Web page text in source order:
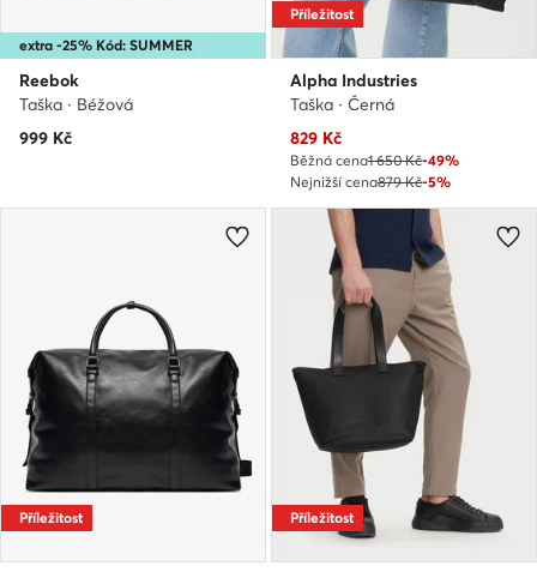
extra -25% Kód: SUMMER
Reebok
Taška · Béžová
999 Kč
Příležitost
Alpha Industries
Taška · Černá
Aktuální cena
829 Kč
Běžná cena1 650 Kč-49%
Nejnižší cena879 Kč-5%
Příležitost Příležitost